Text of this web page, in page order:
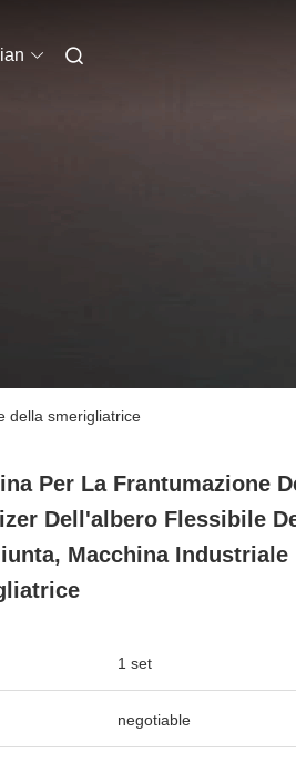
della smerigliatrice
Per La Frantumazione
Dell'albero Flessibile
Macchina Industriale
1 set
negotiable